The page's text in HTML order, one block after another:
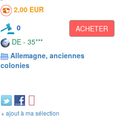
2,00 EUR
0
ACHETER
DE - 35***
Allemagne, anciennes
colonies
+ ajout à ma sélection